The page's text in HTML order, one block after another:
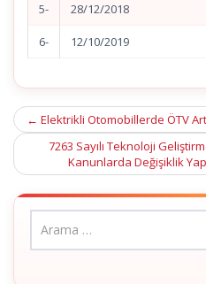
5- 28/12/2018
6- 12/10/2019
Post
navigation
← Elektrikli Otomobillerde ÖTV
7263 Sayılı Teknoloji
Kanunlarda Değişiklik